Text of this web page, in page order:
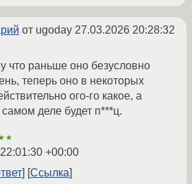
от ugoday 27.03.2026 20:28:32
что раньше оно безусловно
теперь оно в некоторых
ого-го какое, а
деле будет п***ц.
+00:00
Ссылка